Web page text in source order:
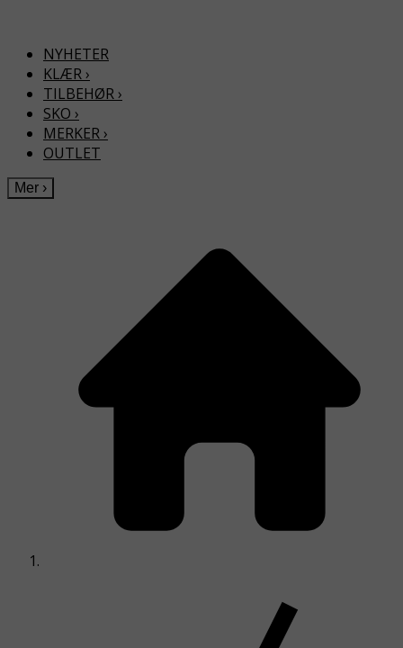
NYHETER
KLÆR›
TILBEHØR›
SKO ›
MERKER›
OUTLET
Mer ›